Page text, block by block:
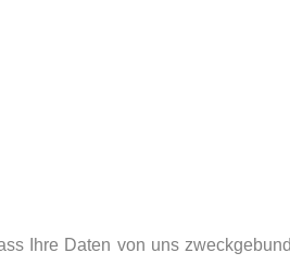
Ihre Daten von uns